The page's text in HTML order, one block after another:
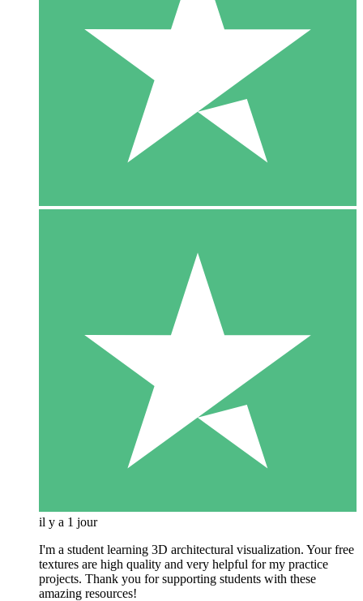
il y a 1 jour
I'm a student learning 3D architectural visualization. Your free
textures are high quality and very helpful for my practice
projects. Thank you for supporting students with these
amazing resources!